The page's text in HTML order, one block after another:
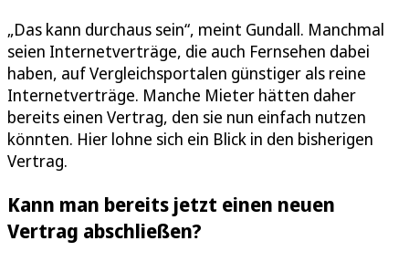
„Das kann durchaus sein“, meint Gundall. Manchmal
seien Internetverträge, die auch Fernsehen dabei
haben, auf Vergleichsportalen günstiger als reine
Internetverträge. Manche Mieter hätten daher
bereits einen Vertrag, den sie nun einfach nutzen
könnten. Hier lohne sich ein Blick in den bisherigen
Vertrag.
Kann man bereits jetzt einen neuen
Vertrag abschließen?